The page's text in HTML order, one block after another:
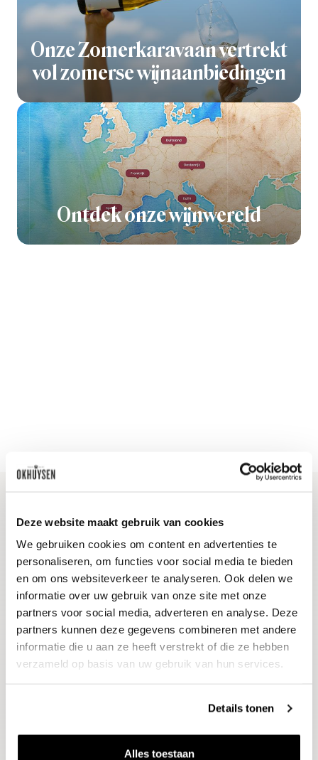
Deze website maakt gebruik van cookies
We gebruiken cookies om content en advertenties te
personaliseren, om functies voor social media te bieden
en om ons websiteverkeer te analyseren. Ook delen we
informatie over uw gebruik van onze site met onze
partners voor social media, adverteren en analyse. Deze
partners kunnen deze gegevens combineren met andere
informatie die u aan ze heeft verstrekt of die ze hebben
verzameld op basis van uw gebruik van hun services.
Details tonen
Alles toestaan
Onze Zomerkaravaan vertrekt
vol zomerse wijnaanbiedingen
Ontdek onze wijnwereld
Blijf op de hoogte
Ontvang het laatste wijnnieuws, proeverijen en
evenementen
E-mailadres
Aanmelden